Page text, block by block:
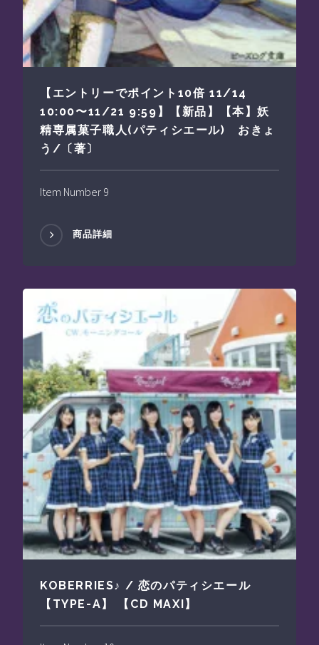
【エントリーでポイント10倍 11/14
10:00〜11/21 9:59】【新品】【本】妖
精専属菓子職人(パティシエール) おきょ
う/〔著〕
Item Number 9
商品詳細
KOBERRIES♪ / 恋のパティシエール
【TYPE-A】 【CD MAXI】